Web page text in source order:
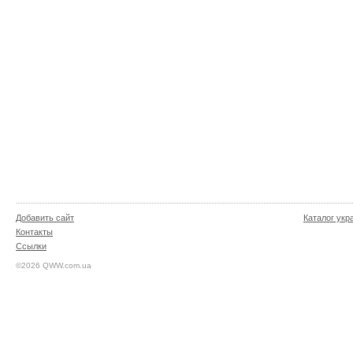
Добавить сайт
Контакты
Ссылки
©2026 QWW.com.ua
Каталог